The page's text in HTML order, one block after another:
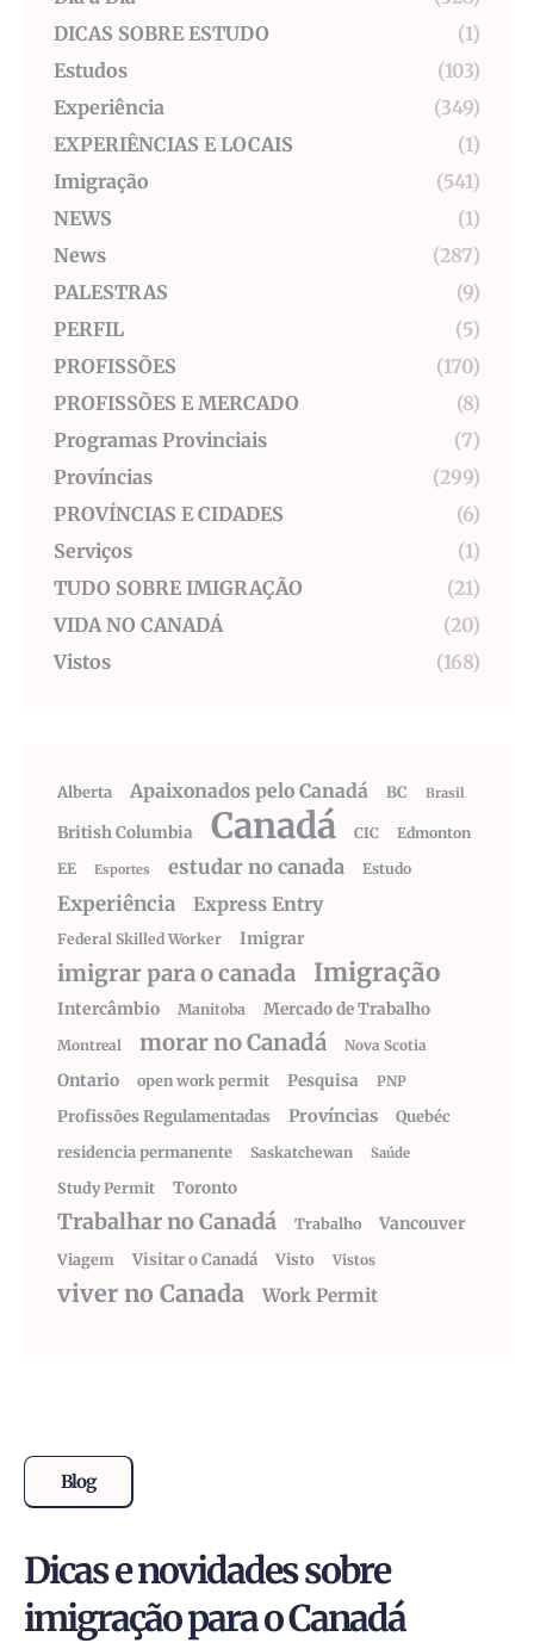
DICAS SOBRE ESTUDO
(1)
Estudos
(103)
Experiência
(349)
EXPERIÊNCIAS E LOCAIS
(1)
Imigração
(541)
NEWS
(1)
News
(287)
PALESTRAS
(9)
PERFIL
(5)
PROFISSÕES
(170)
PROFISSÕES E MERCADO
(8)
Programas Provinciais
(7)
Províncias
(299)
PROVÍNCIAS E CIDADES
(6)
Serviços
(1)
TUDO SOBRE IMIGRAÇÃO
(21)
VIDA NO CANADÁ
(20)
Vistos
(168)
Alberta Apaixonados pelo Canadá BC Brasil
British Columbia Canadá CIC
Edmonton
EE
Esportes estudar no canada Estudo
Experiência Express Entry
Federal Skilled Worker Imigrar
imigrar para o canada Imigração
Intercâmbio Manitoba Mercado de Trabalho
Montreal morar no Canadá Nova Scotia
Ontario open work permit Pesquisa PNP
Profissões Regulamentadas Províncias
Quebéc
residencia permanente
Saskatchewan Saúde
Study Permit Toronto
Trabalhar no Canadá Trabalho Vancouver
Viagem Visitar o Canadá Visto Vistos
viver no Canada Work Permit
Blog
Dicas e novidades sobre
imigração para o Canadá